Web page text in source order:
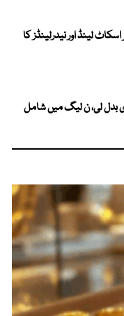
پر اسکاٹ لینڈ اور نیدرلینڈز کا
بدل لی، ن لیگ میں شامل